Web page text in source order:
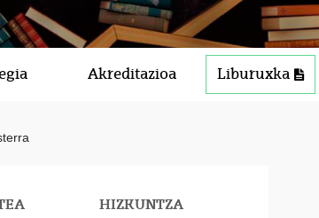
Akreditazioa Liburuxka
HIZKUNTZA